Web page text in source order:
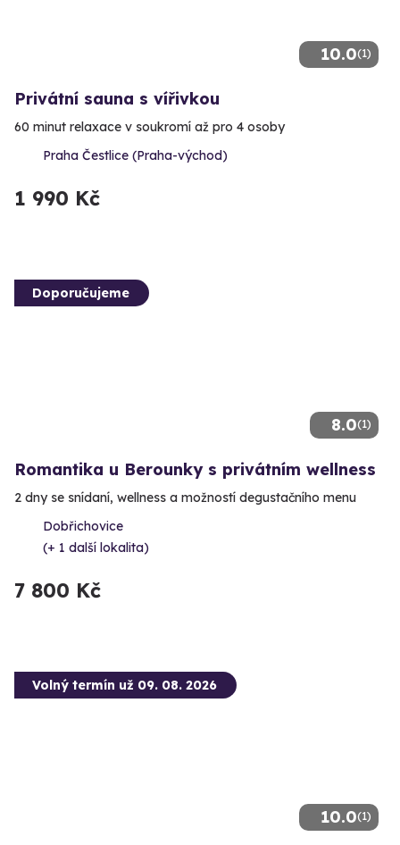
10.0(1)
Privátní sauna s vířivkou
60 minut relaxace v soukromí až pro 4 osoby
Praha Čestlice (Praha-východ)
1 990 Kč
8.0(1)
Doporučujeme
Romantika u Berounky s privátním wellness
2 dny se snídaní, wellness a možností degustačního menu
Dobřichovice
(+ 1 další lokalita)
7 800 Kč
10.0(1)
Volný termín už 09. 08. 2026